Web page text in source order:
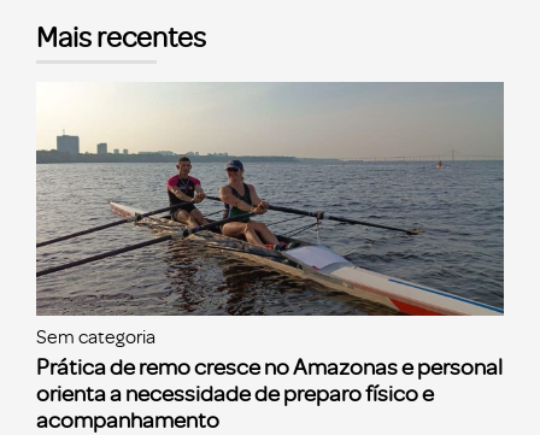
Mais recentes
Sem categoria
Prática de remo cresce no Amazonas e personal
orienta a necessidade de preparo físico e
acompanhamento